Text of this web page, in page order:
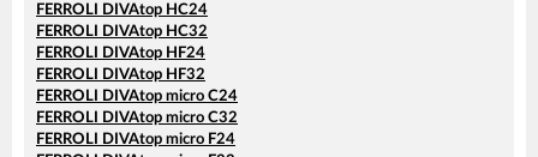
FERROLI DIVAtop HC24
FERROLI DIVAtop HC32
FERROLI DIVAtop HF24
FERROLI DIVAtop HF32
FERROLI DIVAtop micro C24
FERROLI DIVAtop micro C32
FERROLI DIVAtop micro F24